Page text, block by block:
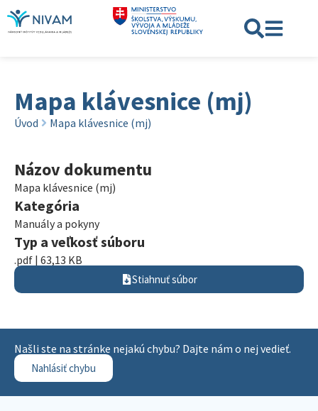
Mapa klávesnice (mj)
Úvod Mapa klávesnice (mj)
Názov dokumentu
Mapa klávesnice (mj)
Kategória
Manuály a pokyny
Typ a veľkosť súboru
.pdf | 63,13 KB
Stiahnuť súbor
Našli ste na stránke nejakú chybu? Dajte nám o nej vedieť.
Nahlásiť chybu